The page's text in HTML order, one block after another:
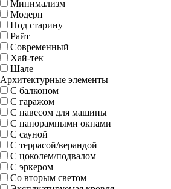
Минимализм
Модерн
Под старину
Райт
Современный
Хай-тек
Шале
Архитектурные элементы
С балконом
С гаражом
С навесом для машины
С панорамными окнами
С сауной
С террасой/верандой
С цоколем/подвалом
С эркером
Со вторым светом